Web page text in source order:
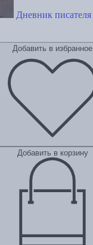
Дневник писателя
Добавить в избранное
Добавить в корзину